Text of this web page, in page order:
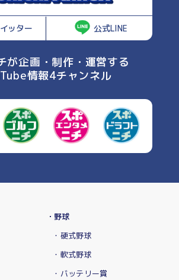
ッター 公式LINE
が企画・制作・運営する
情報4チャンネル
・野球
・硬式野球
・軟式野球
・バッテリー賞